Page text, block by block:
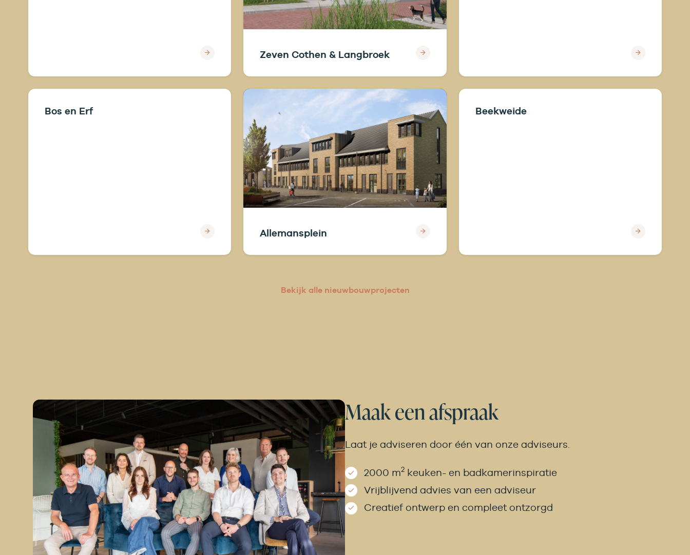
Zeven Cothen & Langbroek
Bos en Erf
Allemansplein
Beekweide
Bekijk alle nieuwbouwprojecten
Maak een afspraak
Laat je adviseren door één van onze adviseurs.
2000 m2 keuken- en badkamer­inspiratie
Vrijblijvend advies van een adviseur
Creatief ontwerp en compleet ontzorgd